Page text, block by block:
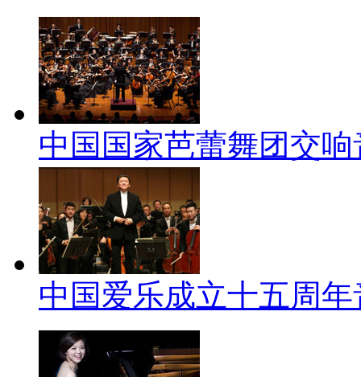
中国国家芭蕾舞团交
中国爱乐成立十五周